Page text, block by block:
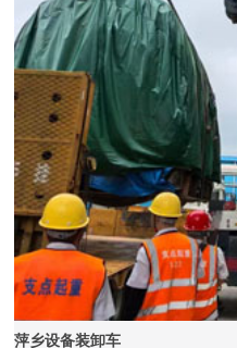
萍乡设备装卸车